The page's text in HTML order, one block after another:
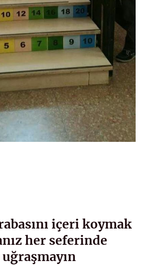
içeri koymak
her seferinde